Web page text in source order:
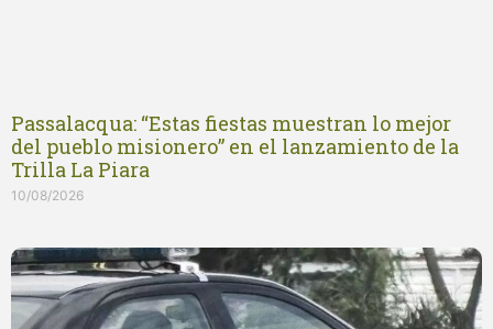
Passalacqua: “Estas fiestas muestran lo mejor
del pueblo misionero” en el lanzamiento de la
Trilla La Piara
10/08/2026